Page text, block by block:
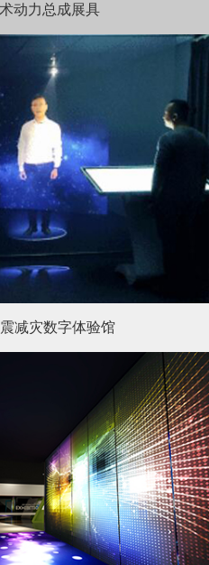
动力总成展具
减灾数字体验馆